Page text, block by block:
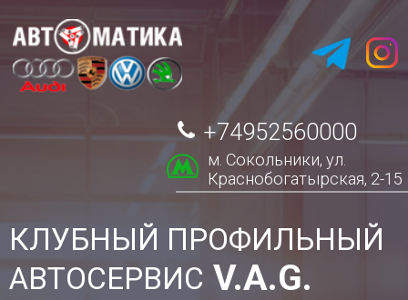
+74952560000
м. Сокольники, ул.
Краснобогатырская, 2-15
V.A.G.
КЛУБНЫЙ ПРОФИЛЬНЫЙ
АВТОСЕРВИС
БЕСПЛАТНАЯ
ДИАГНОСТИКА